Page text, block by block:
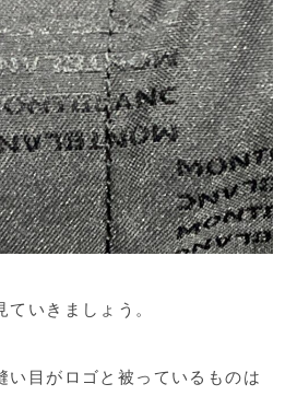
いきましょう。
い目がロゴと被っているものは